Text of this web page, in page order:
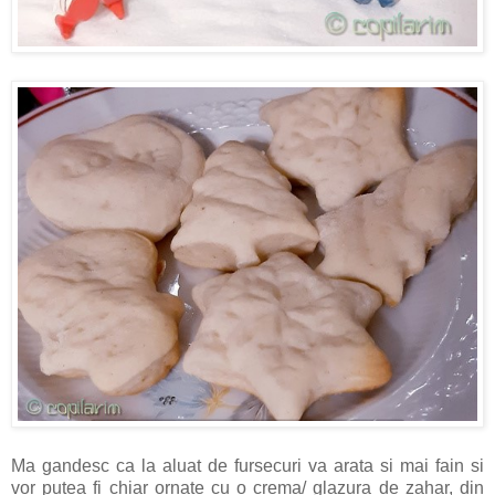
Ma gandesc ca la aluat de fursecuri va arata si mai fain si
vor putea fi chiar ornate cu o crema/ glazura de zahar, din